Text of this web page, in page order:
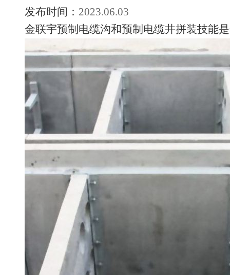
发布时间： 2023.06.03
金联宇预制电缆沟和预制电缆井拼装技能